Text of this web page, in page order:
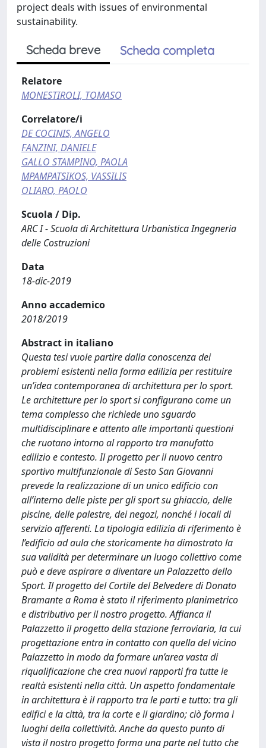
project deals with issues of environmental
sustainability.
Scheda breve Scheda completa
Relatore
MONESTIROLI, TOMASO
Correlatore/i
DE COCINIS, ANGELO
FANZINI, DANIELE
GALLO STAMPINO, PAOLA
MPAMPATSIKOS, VASSILIS
OLIARO, PAOLO
Scuola / Dip.
ARC I - Scuola di Architettura Urbanistica Ingegneria
delle Costruzioni
Data
18-dic-2019
Anno accademico
2018/2019
Abstract in italiano
Questa tesi vuole partire dalla conoscenza dei
problemi esistenti nella forma edilizia per restituire
un’idea contemporanea di architettura per lo sport.
Le architetture per lo sport si configurano come un
tema complesso che richiede uno sguardo
multidisciplinare e attento alle importanti questioni
che ruotano intorno al rapporto tra manufatto
edilizio e contesto. Il progetto per il nuovo centro
sportivo multifunzionale di Sesto San Giovanni
prevede la realizzazione di un unico edificio con
all’interno delle piste per gli sport su ghiaccio, delle
piscine, delle palestre, dei negozi, nonché i locali di
servizio afferenti. La tipologia edilizia di riferimento è
l’edificio ad aula che storicamente ha dimostrato la
sua validità per determinare un luogo collettivo come
può e deve aspirare a diventare un Palazzetto dello
Sport. Il progetto del Cortile del Belvedere di Donato
Bramante a Roma è stato il riferimento planimetrico
e distributivo per il nostro progetto. Affianca il
Palazzetto il progetto della stazione ferroviaria, la cui
progettazione entra in contatto con quella del vicino
Palazzetto in modo da formare un’area vasta di
riqualificazione che crea nuovi rapporti fra tutte le
realtà esistenti nella città. Un aspetto fondamentale
in architettura è il rapporto tra le parti e tutto: tra gli
edifici e la città, tra la corte e il giardino; ciò forma i
luoghi della collettività. Anche da questo punto di
vista il nostro progetto forma una parte nel tutto che